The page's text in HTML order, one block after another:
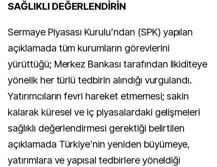
SAĞLIKLI DEĞERLENDİRİN
Sermaye Piyasası Kurulu’ndan (SPK) yapılan
açıklamada tüm kurumların görevlerini
yürüttüğü; Merkez Bankası tarafından likiditeye
yönelik her türlü tedbirin alındığı vurgulandı.
Yatırımcıların fevri hareket etmemesi; sakin
kalarak küresel ve iç piyasalardaki gelişmeleri
sağlıklı değerlendirmesi gerektiği belirtilen
açıklamada Türkiye’nin yeniden büyümeye,
yatırımlara ve yapısal tedbirlere yöneldiği